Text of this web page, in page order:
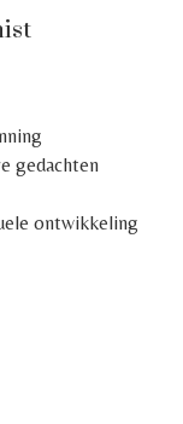
gedachten
ontwikkeling